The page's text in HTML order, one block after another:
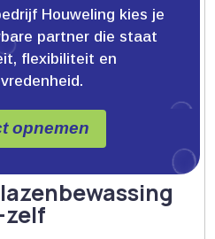
Houweling kies je
partner die staat
flexibiliteit en
opnemen
zelf